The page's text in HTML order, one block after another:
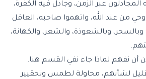
عبر الزمن، وجادل فيه الكفرة،
من عند الله، واتهموا صاحبه، العاقل
وبالسحر، وبالشعوذة، والشعر، والكهانة،
أن نفهم لماذا جاء نفي القسم هنا.
لشأنهم، محاولة لطمس وتحقيير